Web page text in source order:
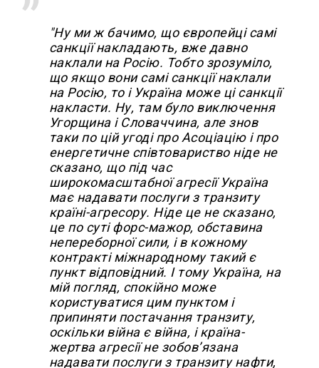
"Ну ми ж бачимо, що європейці самі
санкції накладають, вже давно
наклали на Росію. Тобто зрозуміло,
що якщо вони самі санкції наклали
на Росію, то і Україна може ці санкції
накласти. Ну, там було виключення
Угорщина і Словаччина, але знов
таки по цій угоді про Асоціацію і про
енергетичне співтовариство ніде не
сказано, що під час
широкомасштабної агресії Україна
має надавати послуги з транзиту
країні-агресору. Ніде це не сказано,
це по суті форс-мажор, обставина
непереборної сили, і в кожному
контракті міжнародному такий є
пункт відповідний. І тому Україна, на
мій погляд, спокійно може
користуватися цим пунктом і
припиняти постачання транзиту,
оскільки війна є війна, і країна-
жертва агресії не зобов’язана
надавати послуги з транзиту нафти,